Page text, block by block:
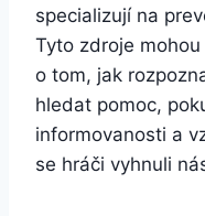
specializují na
Tyto zdroje
o tom, jak
hledat pomoc,
informovanosti a
se hráči vyhnuli